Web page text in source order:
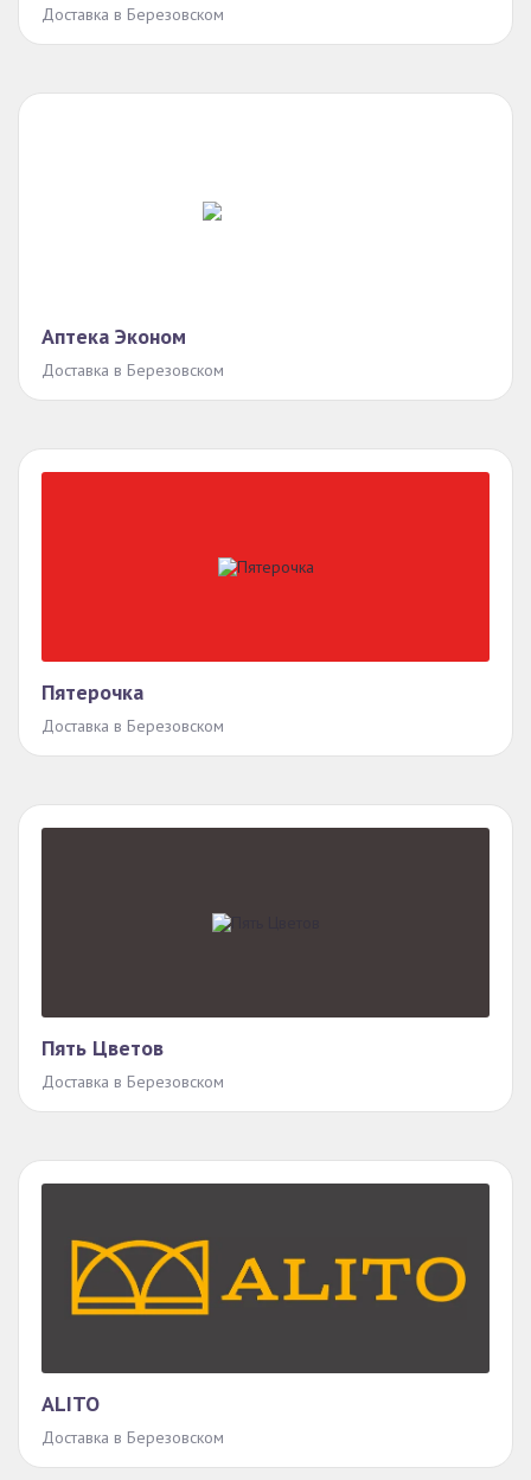
Доставка в Березовском
Аптека Эконом
Доставка в Березовском
Пятерочка
Доставка в Березовском
Пять Цветов
Доставка в Березовском
ALITO
Доставка в Березовском